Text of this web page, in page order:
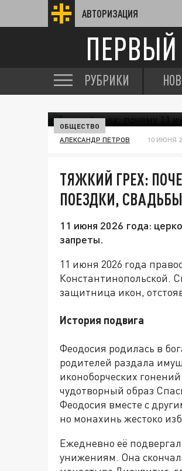
АВТОРИЗАЦИЯ
РУБРИКИ
ОБЩЕСТВО
АЛЕКСАНДР ПЕТРОВ 10 ИЮНЯ
ТЯЖКИЙ ГРЕХ:
ПОЕЗДКИ,
11 июня 2026 года:
запреты.
11 июня 2026 года
Константинопольской.
защитница икон,
История подвига
Феодосия родилась в
родителей раздала
иконоборческих
чудотворный образ
Феодосия вместе с
но монахинь жестоко
Ежедневно её
унижениям. Она